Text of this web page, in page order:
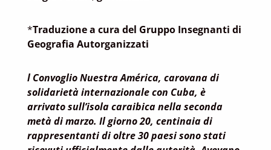
*Traduzione a cura del Gruppo Insegnanti di
Geografia Autorganizzati
l Convoglio Nuestra América, carovana di
solidarietà internazionale con Cuba, è
arrivato sull’isola caraibica nella seconda
metà di marzo. Il giorno 20, centinaia di
rappresentanti di oltre 30 paesi sono stati